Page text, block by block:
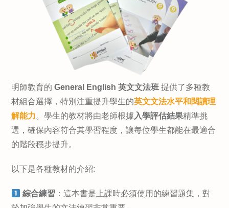
明師教育的 General English 英文文法班 提供了多種教
材組合選擇，特別注重提升學生的英文文法水平和 閱讀理
解能力。學生的教材將由老師根據 入學評估結果精準挑
選，確保內容符合其學習程度，讓每位學生都能在最適合
的階段穩步提升。
以下是各種教材的介紹:
綜合練習 ：這本書是上課時必須使用的練習題集，對